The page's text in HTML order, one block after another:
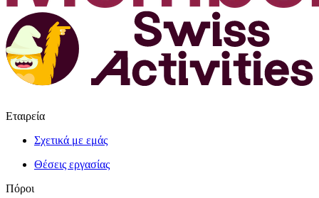
Εταιρεία
Σχετικά με εμάς
Θέσεις εργασίας
Πόροι